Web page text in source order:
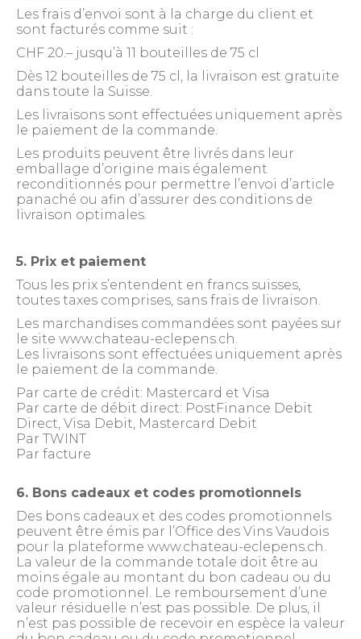
Les frais d’envoi sont à la charge du client et
sont facturés comme suit :
CHF 20.– jusqu’à 11 bouteilles de 75 cl
Dès 12 bouteilles de 75 cl, la livraison est gratuite
dans toute la Suisse.
Les livraisons sont effectuées uniquement après
le paiement de la commande.
Les produits peuvent être livrés dans leur
emballage d’origine mais également
reconditionnés pour permettre l’envoi d’article
panaché ou afin d’assurer des conditions de
livraison optimales.
5. Prix et paiement
Tous les prix s’entendent en francs suisses,
toutes taxes comprises, sans frais de livraison.
Les marchandises commandées sont payées sur
le site www.chateau-eclepens.ch.
Les livraisons sont effectuées uniquement après
le paiement de la commande.
Par carte de crédit: Mastercard et Visa
Par carte de débit direct: PostFinance Debit
Direct, Visa Debit, Mastercard Debit
Par TWINT
Par facture
6. Bons cadeaux et codes promotionnels
Des bons cadeaux et des codes promotionnels
peuvent être émis par l’Office des Vins Vaudois
pour la plateforme www.chateau-eclepens.ch.
La valeur de la commande totale doit être au
moins égale au montant du bon cadeau ou du
code promotionnel. Le remboursement d’une
valeur résiduelle n’est pas possible. De plus, il
n’est pas possible de recevoir en espèce la valeur